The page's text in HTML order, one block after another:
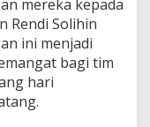
mereka kepada
Rendi Solihin
ini menjadi
bagi tim
hari